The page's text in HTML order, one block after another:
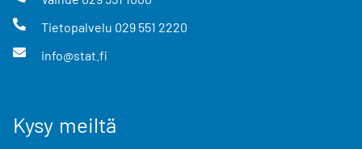
Tietopalvelu 029 551 2220
info@stat.fi
Kysy meiltä